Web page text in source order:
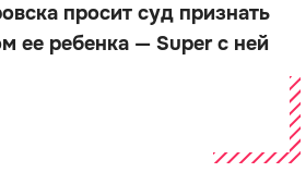
просит суд признать
ее ребенка — Super с ней